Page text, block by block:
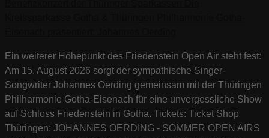
Ein weiterer Höhepunkt des Friedenstein Open Air steht fest:
Am 15. August 2026 sorgt der sympathische Singer-
Songwriter Johannes Oerding gemeinsam mit der Thüringen
Philharmonie Gotha-Eisenach für eine unvergessliche Show
auf Schloss Friedenstein in Gotha. Tickets: Ticket Shop
Thüringen: JOHANNES OERDING - SOMMER OPEN AIRS